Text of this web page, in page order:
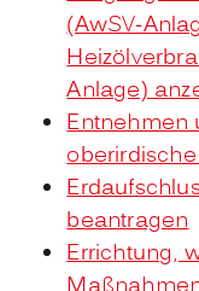
(AwSV-
Anlage)
Entnehmen
beantragen
Errichtung,